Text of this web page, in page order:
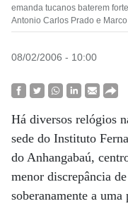
emanda tucanos baterem
Antonio Carlos Prado e
08/02/2006 - 10:00
Há diversos relógios
sede do Instituto
do Anhangabaú,
menor discrepância
soberanamente a